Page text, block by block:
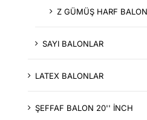
Z GÜMÜŞ HARF BALON
SAYI BALONLAR
LATEX BALONLAR
ŞEFFAF BALON 20'' İNCH